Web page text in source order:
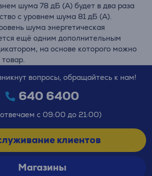
шума 78 дБ (А) будет в два раза
с уровнем шума 81 дБ (А).
шума энергетическая
ещё одним дополнительным
на основе которого можно
вопросы, обращайтесь к нам!
640 6400
с 09:00 до 21:00)
клиентов
Магазины